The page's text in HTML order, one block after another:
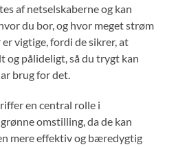
af netselskaberne og kan
du bor, og hvor meget strøm
vigtige, fordi de sikrer, at
og pålideligt, så du trygt kan
brug for det.
en central rolle i
omstilling, da de kan
mere effektiv og bæredygtig